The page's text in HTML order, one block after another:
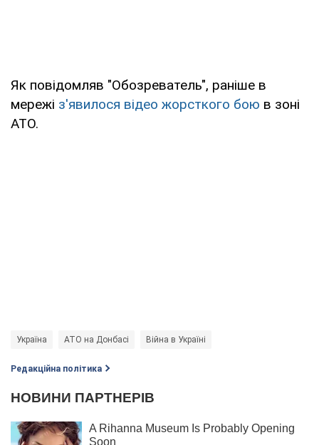
Як повідомляв "Обозреватель", раніше в
мережі з'явилося відео жорсткого бою в зоні
АТО.
Україна АТО на Донбасі Війна в Україні
Редакційна політика